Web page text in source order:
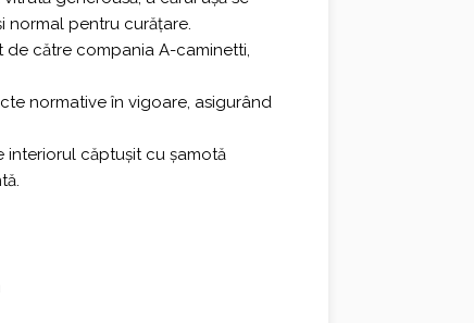
normal pentru curățare.
de către compania A-caminetti,
normative în vigoare, asigurând
interiorul căptușit cu șamotă